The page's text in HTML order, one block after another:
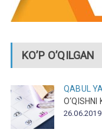
KO’P O’QILGAN
QABUL
O‘QISHNI
26.06.2019